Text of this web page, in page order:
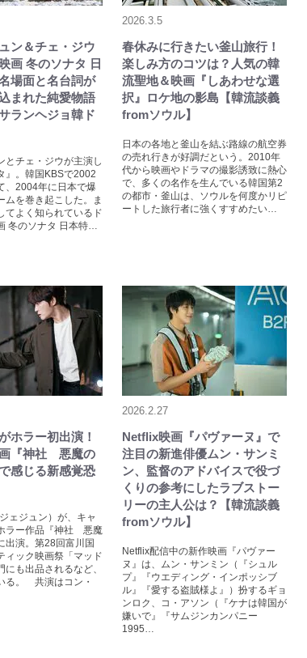
ン＆チェ・ジウ
画 冬のソナタ 日
場面と名台詞が
まれた純愛物語
ランヘジョ韓ド
とチェ・ジウが主演し
』。韓国KBSで2002
、2004年に日本で爆
ムを巻き起こした。ま
てよく知られているド
冬のソナタ 日本特…
2026.3.5
春休みに行きたい釜山旅行！
楽しみ方のコツは？人気の韓
流聖地＆映画『しあわせな選
択』ロケ地の影島【韓流談義
fromソウル】
日本の各地と釜山を結ぶ路線の航空券
の売れ行きが好調だという。2010年
代から映画やドラマの撮影誘致に熱心
で、多くの名作を生んでいる韓国第2
の都市・釜山は、ソウルを何度かリピ
ートした旅行者に強くすすめたい…
ホラー初出演！
画『神社 悪魔の
感じる新感覚恐
ェジュン）が、キャ
ラー作品『神社 悪魔
出演。第28回富川国
ィック映画祭「マッド
にも出品されるなど、
る。 共演はコン・
2026.2.27
Netflix映画『パヴァーヌ』で
注目の新進俳優ムン・サンミ
ン、監督のアドバイスで役づ
くりの参考にしたラブストー
リーの主人公は？【韓流談義
fromソウル】
Netflix配信中の新作映画『パヴァー
ヌ』は、ムン・サンミン（『シュル
プ』『ウエディング・インポッシブ
ル』『愛する盗賊様よ』）扮するギョ
ンロク、コ・アソン（『ケナは韓国が
嫌いで』『サムジンカンパニー
1995…